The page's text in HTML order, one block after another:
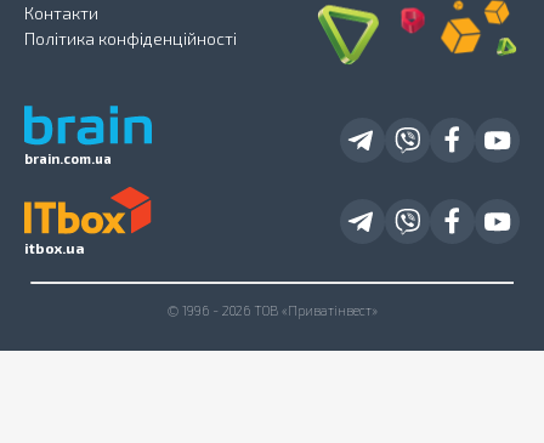
brain.com.ua
Контакти
Політика конфіденційності
itbox.ua
© 1996 - 2026 ТОВ «Приватінвест»